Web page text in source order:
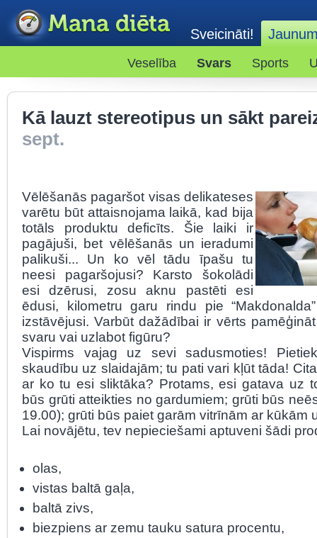
Sveicināti!
Veselība Svars Sports
Kā lauzt stereotipus un sākt
sept.
Vēlēšanās pagaršot visas delikateses
varētu būt attaisnojama laikā, kad bija
totāls produktu deficīts. Šie laiki ir
pagājuši, bet vēlēšanās un ieradumi
palikuši... Un ko vēl tādu īpašu tu
neesi pagaršojusi? Karsto šokolādi
esi dzērusi, zosu aknu pastēti esi
ēdusi, kilometru garu rindu pie
izstāvējusi. Varbūt dažādībai ir vērts
svaru vai uzlabot figūru?
Vispirms vajag uz sevi sadusmoties!
skaudību uz slaidajām; tu pati vari kļūt tāda!
ar ko tu esi sliktāka? Protams, esi gatava uz
būs grūti atteikties no gardumiem; grūti būs
19.00); grūti būs paiet garām vitrīnām ar kūkām
Lai novājētu, tev nepieciešami aptuveni šādi
olas,
vistas baltā gaļa,
baltā zivs,
biezpiens ar zemu tauku satura procentu,